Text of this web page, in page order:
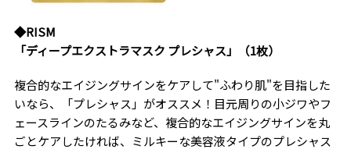
◆RISM
「ディープエクストラマスク プレシャス」（1枚）
複合的なエイジングサインをケアして"ふわり肌"を目指した
いなら、「プレシャス」がオススメ！目元周りの小ジワやフ
ェースラインのたるみなど、複合的なエイジングサインを丸
ごとケアしたければ、ミルキーな美容液タイプのプレシャス